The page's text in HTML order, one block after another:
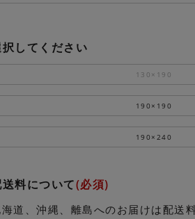
してください
130×190
190×190
190×240
料について(必須)
道、沖縄、離島へのお届けは配送